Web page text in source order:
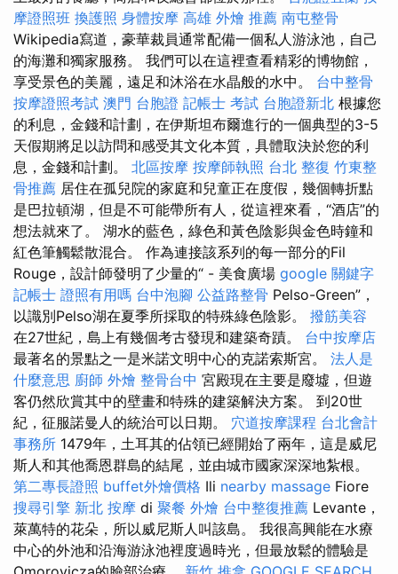
摩證照班 換護照 身體按摩 高雄 外燴 推薦 南屯整骨
Wikipedia寫道，豪華裁員通常配備一個私人游泳池，自己
的海灘和獨家服務。 我們可以在這裡查看精彩的博物館，
享受景色的美麗，遠足和沐浴在水晶般的水中。 台中整骨
按摩證照考試 澳門 台胞證 記帳士 考試 台胞證新北 根據您
的利息，金錢和計劃，在伊斯坦布爾進行的一個典型的3-5
天假期將足以訪問和感受其文化本質，具體取決於您的利
息，金錢和計劃。 北區按摩 按摩師執照 台北 整復 竹東整
骨推薦 居住在孤兒院的家庭和兒童正在度假，幾個轉折點
是巴拉頓湖，但是不可能帶所有人，從這裡來看，“酒店”的
想法就來了。 湖水的藍色，綠色和黃色陰影與金色時鐘和
紅色筆觸鬆散混合。 作為連接該系列的每一部分的Fil
Rouge，設計師發明了少量的“ - 美食廣場 google 關鍵字
記帳士 證照有用嗎 台中泡腳 公益路整骨 Pelso-Green”，
以識別Pelso湖在夏季所採取的特殊綠色陰影。 撥筋美容
在27世紀，島上有幾個考古發現和建築奇蹟。 台中按摩店
最著名的景點之一是米諾文明中心的克諾索斯宮。 法人是
什麼意思 廚師 外燴 整骨台中 宮殿現在主要是廢墟，但遊
客仍然欣賞其中的壁畫和特殊的建築解決方案。 到20世
紀，征服諾曼人的統治可以日期。 穴道按摩課程 台北會計
事務所 1479年，土耳其的佔領已經開始了兩年，這是威尼
斯人和其他喬恩群島的結尾，並由城市國家深深地紮根。
第二專長證照 buffet外燴價格 Ili nearby massage Fiore
搜尋引擎 新北 按摩 di 聚餐 外燴 台中整復推薦 Levante，
萊萬特的花朵，所以威尼斯人叫該島。 我很高興能在水療
中心的外池和沿海游泳池裡度過時光，但最放鬆的體驗是